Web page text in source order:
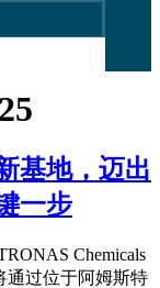
基地，迈出
一步
Chemicals
通过位于阿姆斯特